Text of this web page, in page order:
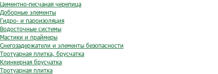
Цементно-песчаная черепица
Доборные элементы
Гидро- и пароизоляция
Водосточные системы
Мастики и праймеры
Снегозадержатели и элементы безопасности
Тротуарная плитка, брусчатка
Клинкерная брусчатка
Тротуарная плитка